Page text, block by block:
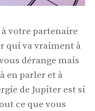
votre partenaire
qui va vraiment à
dérange mais
en parler et à
de Jupiter est si
ce que vous